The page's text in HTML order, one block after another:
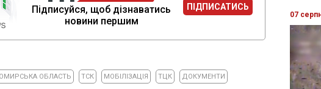
Підписуйся, щоб дізнаватись
новини першим
ПІДПИСАТИСЬ
ОБЛАСТЬ ТСК МОБІЛІЗАЦІЯ ТЦК ДОКУМЕНТИ
07